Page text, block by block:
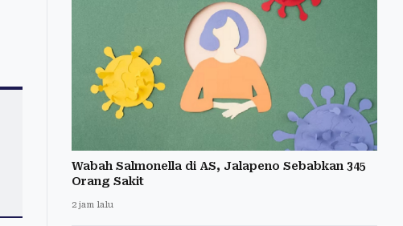
Wabah Salmonella di AS, Jalapeno Sebabkan 345
Orang Sakit
2 jam lalu